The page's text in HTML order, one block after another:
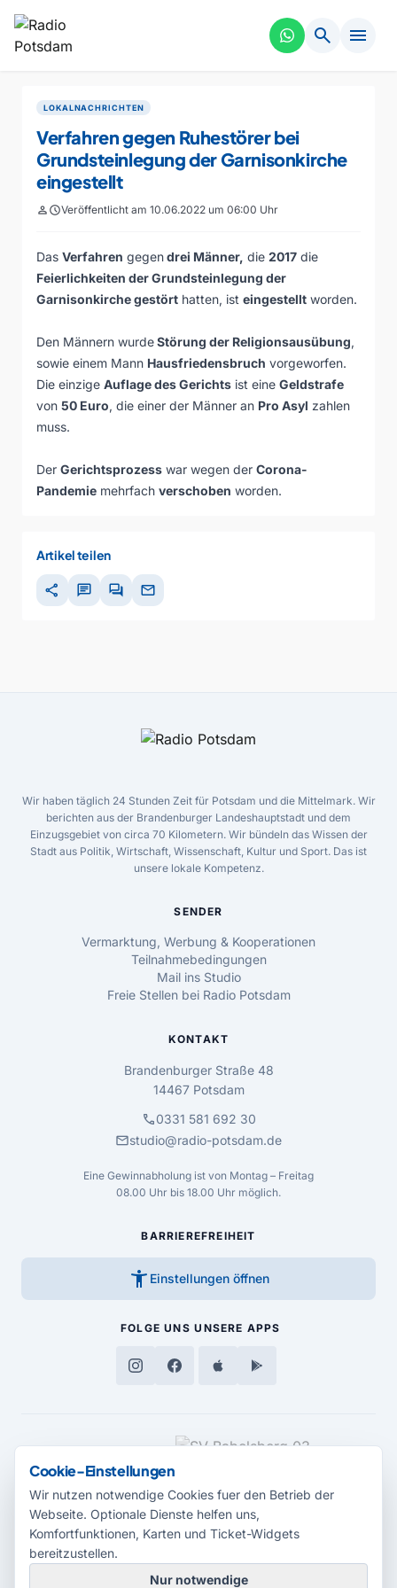
search menu
LOKALNACHRICHTEN
Verfahren gegen Ruhestörer bei
Grundsteinlegung der Garnisonkirche
eingestellt
personscheduleVeröffentlicht am 10.06.2022 um 06:00 Uhr
Das Verfahren gegendrei Männer, die 2017 die
Feierlichkeiten der Grundsteinlegung der
Garnisonkirche gestört hatten, ist eingestellt worden.
Den Männern wurdeStörung der Religionsausübung,
sowie einem Mann Hausfriedensbruch vorgeworfen.
Die einzige Auflage des Gerichts ist eine Geldstrafe
von 50 Euro, die einer der Männer an Pro Asyl zahlen
muss.
Der Gerichtsprozess war wegen der Corona-
Pandemie mehrfach verschoben worden.
Artikel teilen
share chat forum mail
Wir haben täglich 24 Stunden Zeit für Potsdam und die Mittelmark. Wir
berichten aus der Brandenburger Landeshauptstadt und dem
Einzugsgebiet von circa 70 Kilometern. Wir bündeln das Wissen der
Stadt aus Politik, Wirtschaft, Wissenschaft, Kultur und Sport. Das ist
unsere lokale Kompetenz.
SENDER
Vermarktung, Werbung & Kooperationen
Teilnahmebedingungen
Mail ins Studio
Freie Stellen bei Radio Potsdam
KONTAKT
Brandenburger Straße 48
14467 Potsdam
call0331 581 692 30
mailstudio@radio-potsdam.de
Eine Gewinnabholung ist von Montag – Freitag
08.00 Uhr bis 18.00 Uhr möglich.
BARRIEREFREIHEIT
accessibility_new Einstellungen öffnen
FOLGE UNS UNSERE APPS
MEDIENPARTNER
Cookie-Einstellungen
Wir nutzen notwendige Cookies fuer den Betrieb der
Webseite. Optionale Dienste helfen uns,
Komfortfunktionen, Karten und Ticket-Widgets
bereitzustellen.
Nur notwendige